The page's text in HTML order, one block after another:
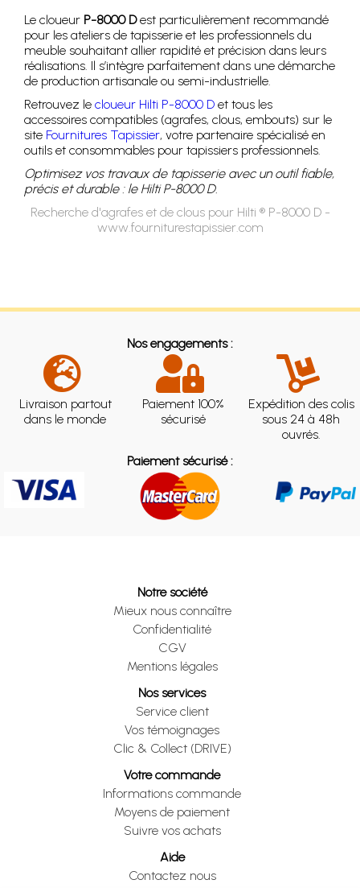
Le cloueur P-8000 Dest particulièrement recommandé
pour les ateliers de tapisserie et les professionnels du
meuble souhaitant allier rapidité et précision dans leurs
réalisations. Il s’intègre parfaitement dans une démarche
de production artisanale ou semi-industrielle.
Retrouvez le cloueur Hilti P-8000 D et tous les
accessoires compatibles (agrafes, clous, embouts) sur le
site Fournitures Tapissier, votre partenaire spécialisé en
outils et consommables pour tapissiers professionnels.
Optimisez vos travaux de tapisserie avec un outil fiable,
précis et durable : le Hilti P-8000 D.
Recherche d'agrafes et de clous pour Hilti ® P-8000 D -
www.fourniturestapissier.com
Nos engagements :
Livraison partout
dans le monde
Paiement 100%
sécurisé
Expédition des colis
sous 24 à 48h
ouvrés.
Paiement sécurisé :
Notre société
Mieux nous connaître
Confidentialité
CGV
Mentions légales
Nos services
Service client
Vos témoignages
Clic & Collect (DRIVE)
Votre commande
Informations commande
Moyens de paiement
Suivre vos achats
Aide
Contactez nous